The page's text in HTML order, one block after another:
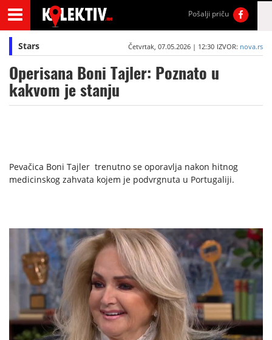
Pošalji priču
Stars Četvrtak, 07.05.2026 | 12:30 IZVOR: nova.rs
Operisana Boni Tajler: Poznato u
kakvom je stanju
Pevačica Boni Tajler trenutno se oporavlja nakon hitnog
medicinskog zahvata kojem je podvrgnuta u Portugaliji.